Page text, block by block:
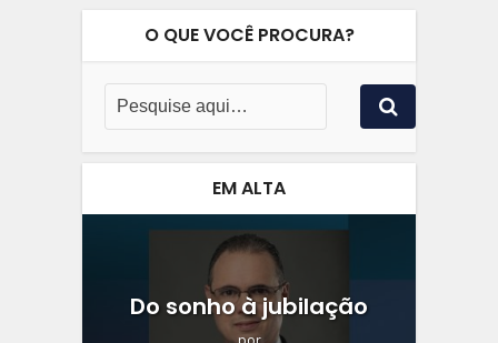
O QUE VOCÊ PROCURA?
EM ALTA
Do sonho à jubilação